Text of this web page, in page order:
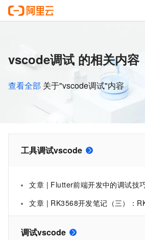
vscode调试 的相关内容
查看全部 关于"vscode调试"内容
工具调试vscode
文章 | Flutter前端开发中的调试技巧与工具使用方法，涵盖调试的重要性、基本技巧如打印日志与断点调试、常用调试工
文章 | RK3568开发笔记（三）：RK3568虚拟机基础环境搭建之更新源、安装网络工具、串口调试、网络
调试vscode